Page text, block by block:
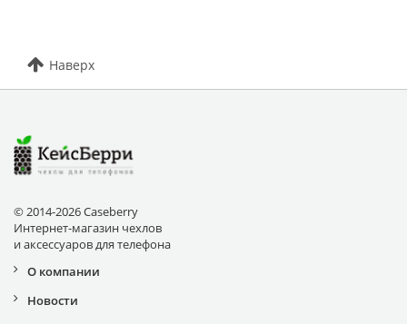
Наверх
© 2014-2026 Caseberry
Интернет-магазин чехлов
и аксессуаров для телефона
О компании
Новости